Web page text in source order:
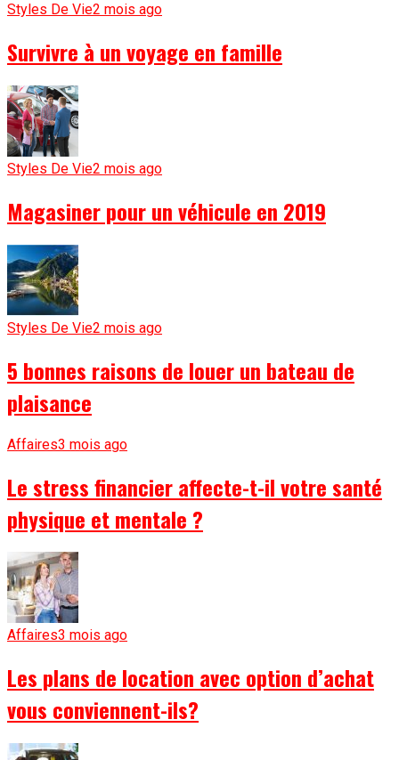
Styles De Vie2 mois ago
Survivre à un voyage en famille
Styles De Vie2 mois ago
Magasiner pour un véhicule en 2019
Styles De Vie2 mois ago
5 bonnes raisons de louer un bateau de
plaisance
Affaires3 mois ago
Le stress financier affecte-t-il votre santé
physique et mentale ?
Affaires3 mois ago
Les plans de location avec option d’achat
vous conviennent-ils?